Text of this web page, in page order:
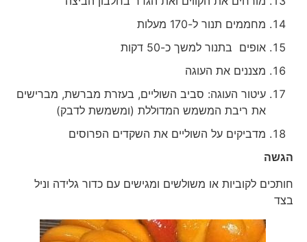
מחממים תנור ל-170 מעלות
אופים בתנור למשך כ-50 דקות
מצננים את העוגה
עיטור העוגה: סביב השוליים, בעזרת מברשת, מברישים
את ריבת המשמש המדוללת (ומשמשת לדבק)
מדביקים על השוליים את השקדים הפרוסים
הגשה
חותכים לקוביות או משולשים ומגישים עם כדור גלידה וניל
בצד